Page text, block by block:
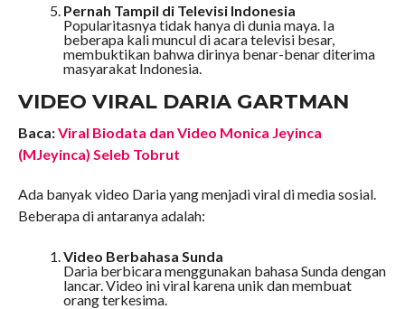
Pernah Tampil di Televisi Indonesia
Popularitasnya tidak hanya di dunia maya. Ia
beberapa kali muncul di acara televisi besar,
membuktikan bahwa dirinya benar-benar diterima
masyarakat Indonesia.
VIDEO VIRAL DARIA GARTMAN
Baca:Viral Biodata dan Video Monica Jeyinca
(MJeyinca) Seleb Tobrut
Ada banyak video Daria yang menjadi viral di media sosial.
Beberapa di antaranya adalah:
Video Berbahasa Sunda
Daria berbicara menggunakan bahasa Sunda dengan
lancar. Video ini viral karena unik dan membuat
orang terkesima.